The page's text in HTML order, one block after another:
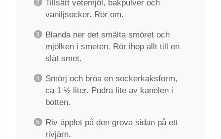
Tillsätt vetemjöl, bakpulver och
vaniljsocker. Rör om.
Blanda ner det smälta smöret och
mjölken i smeten. Rör ihop allt till en
slät smet.
Smörj och bröa en sockerkaksform,
ca 1 ½ liter. Pudra lite av kanelen i
botten.
Riv äpplet på den grova sidan på ett
rivjärn.